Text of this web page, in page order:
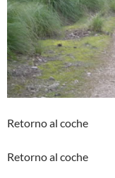
Retorno al coche
Retorno al coche